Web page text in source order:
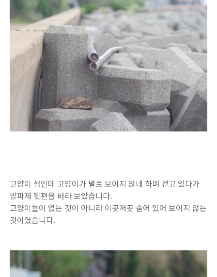
고양이 섬인데 고양이가 별로 보이지 않네 하며 걷고 있다가
방파제 뒷편을 바라 보았습니다.
고양이들이 없는 것이 아니라 이곳저곳 숨어 있어 보이지 않는
것이였습니다.